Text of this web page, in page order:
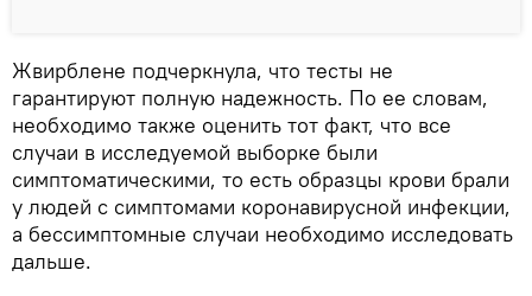
Жвирблене подчеркнула, что тесты не
гарантируют полную надежность. По ее словам,
необходимо также оценить тот факт, что все
случаи в исследуемой выборке были
симптоматическими, то есть образцы крови брали
у людей с симптомами коронавирусной инфекции,
а бессимптомные случаи необходимо исследовать
дальше.